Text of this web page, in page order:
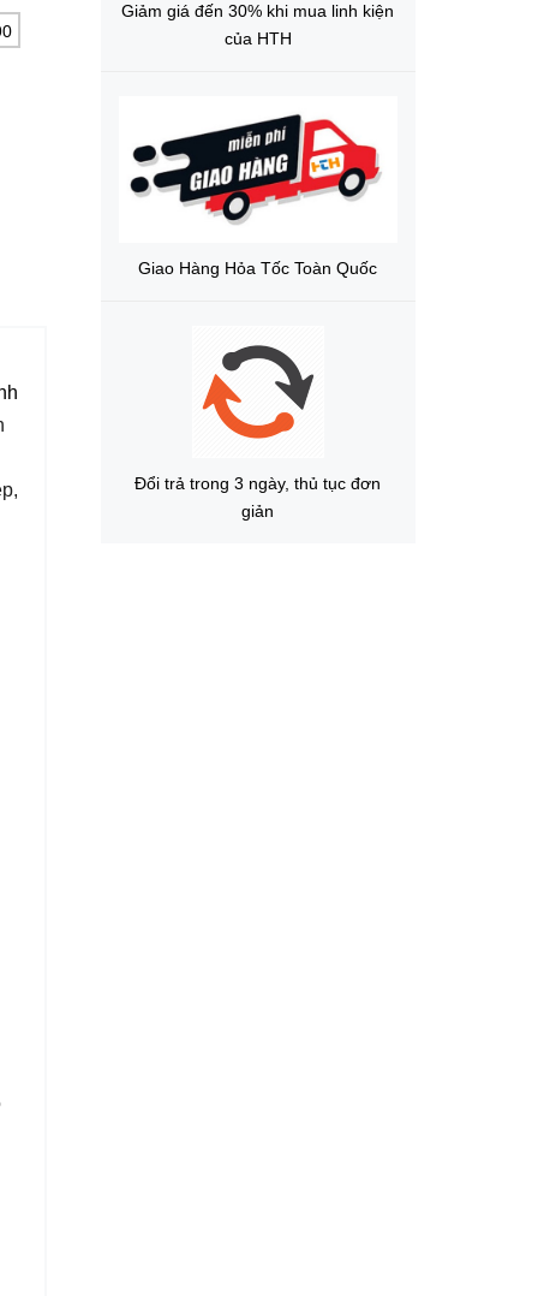
Giảm giá đến 30% khi mua linh kiện
của HTH
Giao Hàng Hỏa Tốc Toàn Quốc
Đổi trả trong 3 ngày, thủ tục đơn
giản